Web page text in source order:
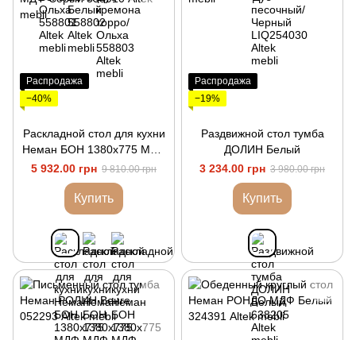
Распродажа
−40%
Раскладной стол для кухни
Неман БОН 1380х775 МДФ
Серый
5 932.00 грн 9 810.00 грн
Купить
Распродажа
−19%
Раздвижной стол тумба
ДОЛИН Белый
3 234.00 грн 3 980.00 грн
Купить